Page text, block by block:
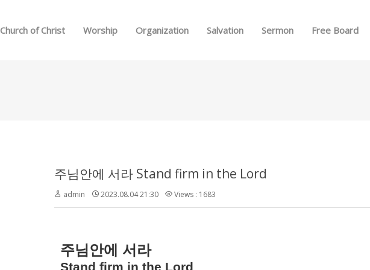
Church of Christ Worship Organization Salvation Sermon Free Board
주님안에 서라 Stand firm in the Lord
admin 2023.08.04 21:30 Views : 1683
주님안에 서라
Stand firm in the Lord